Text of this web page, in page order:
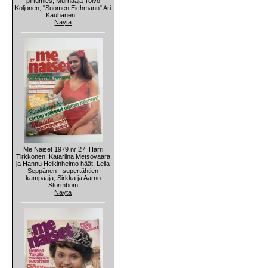
Koljonen, "Suomen Eichmann" Ari
Kauhanen...
Näytä
Me Naiset 1979 nr 27, Harri
Tirkkonen, Katariina Metsovaara
ja Hannu Heikinheimo häät, Leila
Seppänen - supertähtien
kampaaja, Sirkka ja Aarno
Stormbom
Näytä